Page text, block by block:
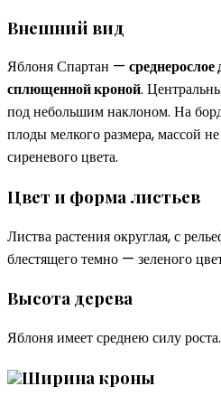
Внешний вид
Яблоня Спартан — среднерослое
сплющенной кроной.
под небольшим наклоном. На
плоды мелкого размера, массой
сиреневого цвета.
Цвет и форма листьев
Листва растения округлая, с
блестящего темно — зеленого
Высота дерева
Яблоня имеет среднею силу
Ширина кроны